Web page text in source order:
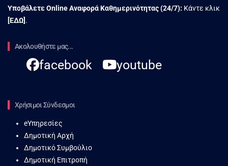
Υποβάλετε Online Αναφορά Kαθημερινότητας (24/7): Κάντε κλικ
[ΕΔΩ] .
Ακολουθήστε μας...
facebook youtube
Χρήσιμοι Σύνδεσμοι
eΥπηρεσίες
Δημοτική Αρχή
Δημοτικό Συμβούλιο
Δημοτική Επιτροπή